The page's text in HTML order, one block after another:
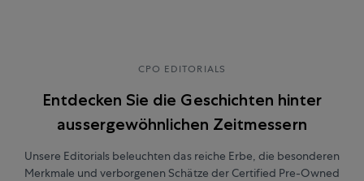
CPO EDITORIALS
Entdecken Sie die Geschichten hinter
aussergewöhnlichen Zeitmessern
Unsere Editorials beleuchten das reiche Erbe, die besonderen
Merkmale und verborgenen Schätze der Certified Pre-Owned